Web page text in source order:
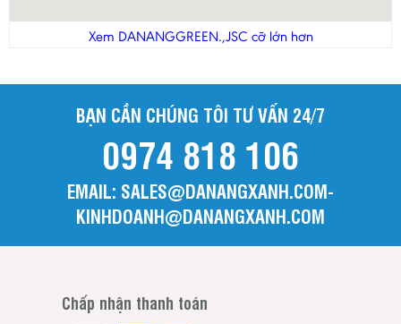
Xem DANANGGREEN.,JSC cỡ lớn hơn
BẠN CẦN CHÚNG TÔI TƯ VẤN 24/7
0974 818 106
EMAIL: SALES@DANANGXANH.COM-
KINHDOANH@DANANGXANH.COM
Chấp nhận thanh toán